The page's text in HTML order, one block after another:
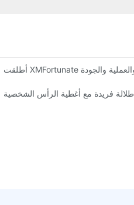
دراسة حالة: كيف
هل
فريدة مع أغطية الرأس الشخصية